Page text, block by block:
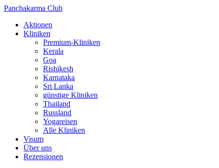
Panchakarma Club
Aktionen
Kliniken
Premium-Kliniken
Kerala
Goa
Rishikesh
Karnataka
Sri Lanka
günstige Kliniken
Thailand
Russland
Yogareisen
Alle Kliniken
Visum
Über uns
Rezensionen